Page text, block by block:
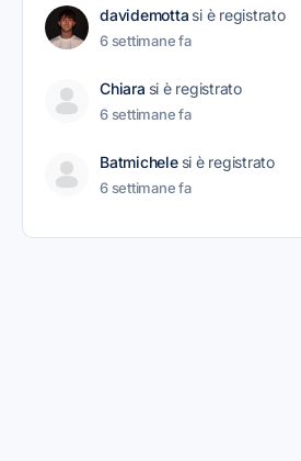
davidemotta si è registrato
6 settimane fa
Chiara si è registrato
6 settimane fa
Batmichele si è registrato
6 settimane fa